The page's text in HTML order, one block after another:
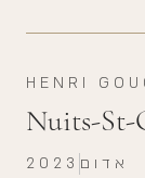
HENRI
Nuits-St-
2023 אדום